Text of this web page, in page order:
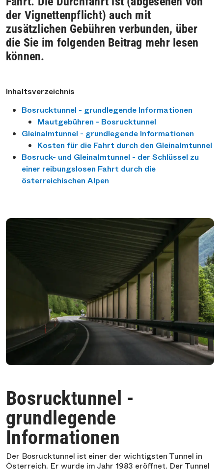
der Vignettenpflicht) auch mit
zusätzlichen Gebühren verbunden, über
die Sie im folgenden Beitrag mehr lesen
können.
Inhaltsverzeichnis
Bosrucktunnel - grundlegende Informationen
Mautgebühren - Bosrucktunnel
Gleinalmtunnel - grundlegende Informationen
Kosten für die Fahrt durch den Gleinalmtunnel
Bosruck- und Gleinalmtunnel - der Schlüssel zu
einer reibungslosen Fahrt durch die
österreichischen Alpen
Bosrucktunnel -
grundlegende
Informationen
Der Bosrucktunnel ist einer der wichtigsten Tunnel in
Österreich. Er wurde im Jahr 1983 eröffnet. Der Tunnel